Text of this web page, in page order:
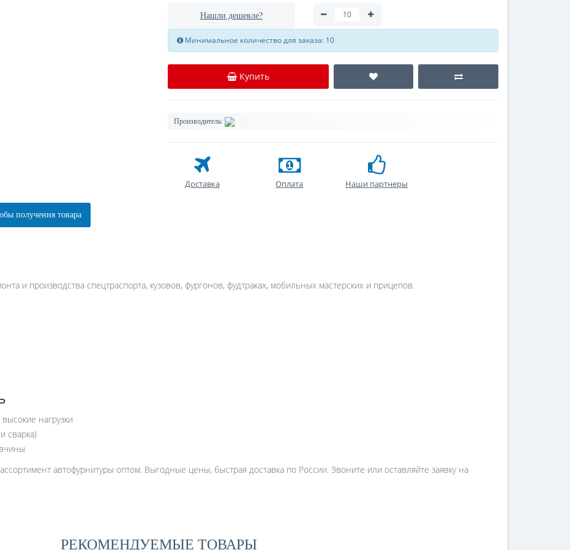
Нашли дешевле?
Минимальное количество для заказа: 10
Купить
Производитель:
Доставка Оплата Наши партнеры
получения товара
и производства спецтраспорта, кузовов, фургонов, фудтраках, мобильных мастерских и прицепов.
нагрузки
сварка)
автофурнитуры оптом. Выгодные цены, быстрая доставка по России. Звоните или оставляйте заявку на
РЕКОМЕНДУЕМЫЕ ТОВАРЫ